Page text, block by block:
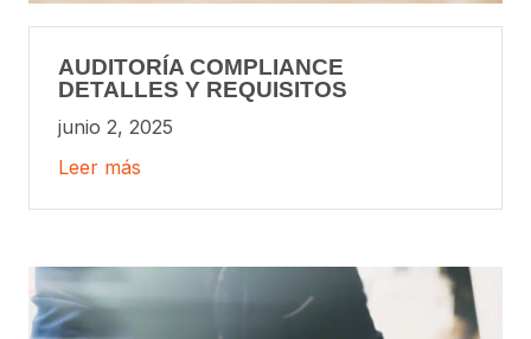
AUDITORÍA COMPLIANCE
DETALLES Y REQUISITOS
junio 2, 2025
Leer más